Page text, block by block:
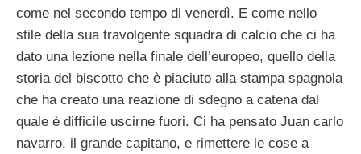
come nel secondo tempo di venerdì. E come nello
stile della sua travolgente squadra di calcio che ci ha
dato una lezione nella finale dell’europeo, quello della
storia del biscotto che è piaciuto alla stampa spagnola
che ha creato una reazione di sdegno a catena dal
quale è difficile uscirne fuori. Ci ha pensato Juan carlo
navarro, il grande capitano, e rimettere le cose a